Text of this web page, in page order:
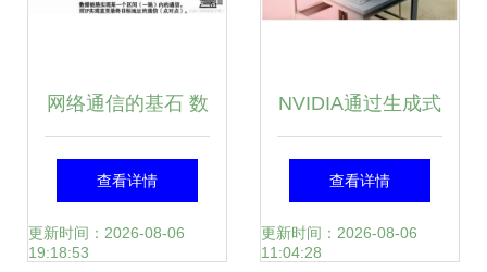
网络通信的基石 数
据链路层与数据服
务的深度解析
查看详情
更新时间：2026-08-06
19:18:53
NVIDIA通过生成式
物理AI进一步扩展
Omniverse数据处
查看详情
更新时间：2026-08-06
11:04:28